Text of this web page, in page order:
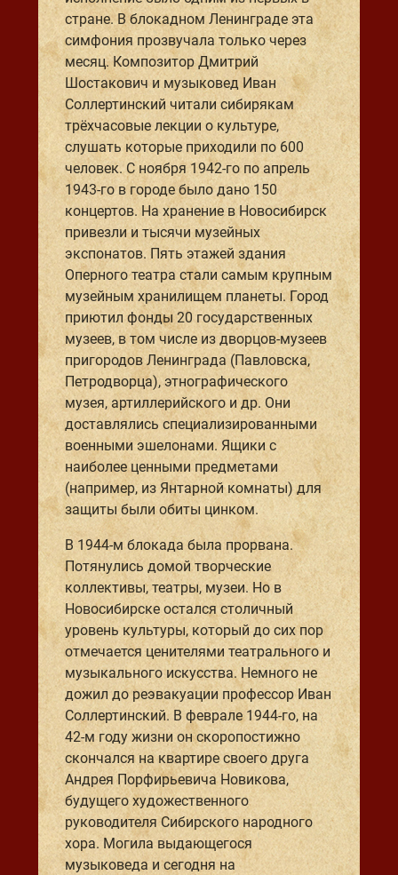
стране. В блокадном Ленинграде эта
симфония прозвучала только через
месяц. Композитор Дмитрий
Шостакович и музыковед Иван
Соллертинский читали сибирякам
трёхчасовые лекции о культуре,
слушать которые приходили по 600
человек. С ноября 1942-го по апрель
1943-го в городе было дано 150
концертов. На хранение в Новосибирск
привезли и тысячи музейных
экспонатов. Пять этажей здания
Оперного театра стали самым крупным
музейным хранилищем планеты. Город
приютил фонды 20 государственных
музеев, в том числе из дворцов-музеев
пригородов Ленинграда (Павловска,
Петродворца), этнографического
музея, артиллерийского и др. Они
доставлялись специализированными
военными эшелонами. Ящики с
наиболее ценными предметами
(например, из Янтарной комнаты) для
защиты были обиты цинком.
В 1944-м блокада была прорвана.
Потянулись домой творческие
коллективы, театры, музеи. Но в
Новосибирске остался столичный
уровень культуры, который до сих пор
отмечается ценителями театрального и
музыкального искусства. Немного не
дожил до реэвакуации профессор Иван
Соллертинский. В феврале 1944-го, на
42-м году жизни он скоропостижно
скончался на квартире своего друга
Андрея Порфирьевича Новикова,
будущего художественного
руководителя Сибирского народного
хора. Могила выдающегося
музыковеда и сегодня на